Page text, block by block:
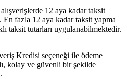
12 aya kadar taksit
fazla 12 aya kadar taksit yapma
taksit tutarları uygulanabilmektedir.
Kredisi seçeneği ile ödeme
kolay ve güvenli bir şekilde